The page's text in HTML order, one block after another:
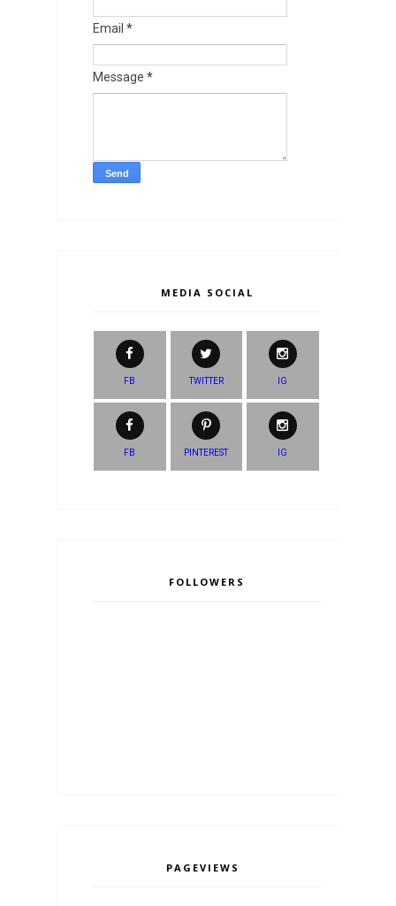
Email *
Message *
MEDIA SOCIAL
FB TWITTER IG
FB PINTEREST IG
FOLLOWERS
PAGEVIEWS